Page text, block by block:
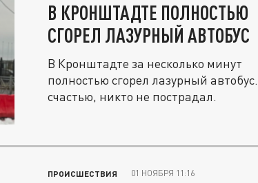
В КРОНШТАДТЕ ПОЛНОСТЬЮ
СГОРЕЛ ЛАЗУРНЫЙ АВТОБУС
В Кронштадте за несколько минут
полностью сгорел лазурный
счастью, никто не пострадал.
ПРОИСШЕСТВИЯ 01 НОЯБРЯ 11:16